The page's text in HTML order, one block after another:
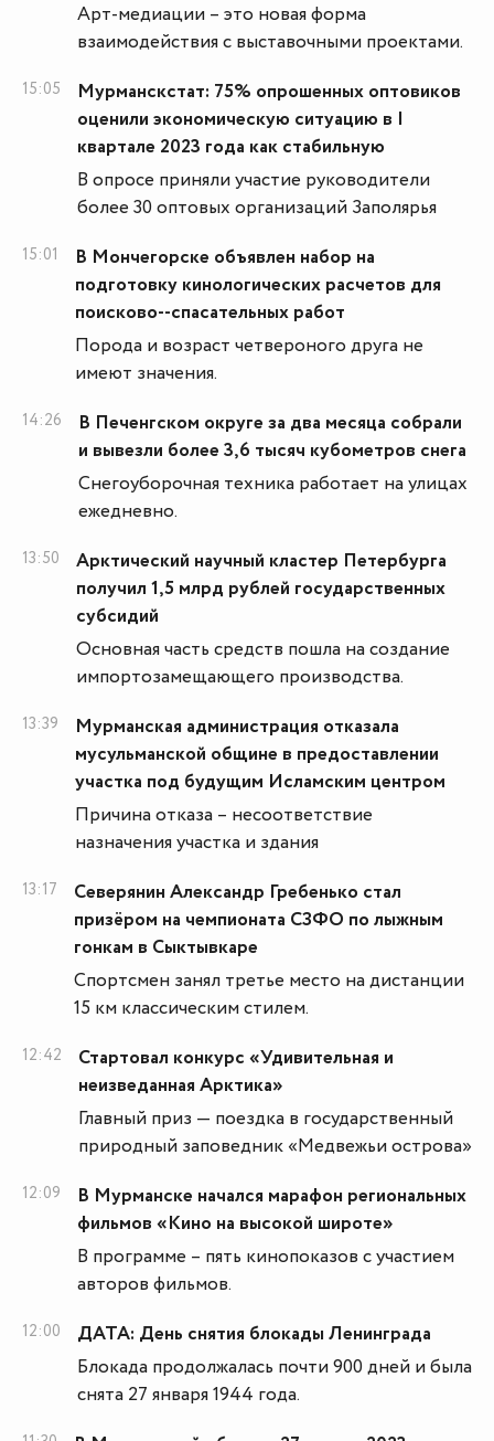
Арт-медиации – это новая форма
взаимодействия с выставочными проектами.
15:05
Мурманскстат: 75% опрошенных оптовиков
оценили экономическую ситуацию в I
квартале 2023 года как стабильную
В опросе приняли участие руководители
более 30 оптовых организаций Заполярья
15:01
В Мончегорске объявлен набор на
подготовку кинологических расчетов для
поисково--спасательных работ
Порода и возраст четвероного друга не
имеют значения.
14:26
В Печенгском округе за два месяца собрали
и вывезли более 3,6 тысяч кубометров снега
Снегоуборочная техника работает на улицах
ежедневно.
13:50
Арктический научный кластер Петербурга
получил 1,5 млрд рублей государственных
субсидий
Основная часть средств пошла на создание
импортозамещающего производства.
13:39
Мурманская администрация отказала
мусульманской общине в предоставлении
участка под будущим Исламским центром
Причина отказа – несоответствие
назначения участка и здания
13:17
Северянин Александр Гребенько стал
призёром на чемпионата СЗФО по лыжным
гонкам в Сыктывкаре
Спортсмен занял третье место на дистанции
15 км классическим стилем.
12:42
Стартовал конкурс «Удивительная и
неизведанная Арктика»
Главный приз — поездка в государственный
природный заповедник «Медвежьи острова»
12:09
В Мурманске начался марафон региональных
фильмов «Кино на высокой широте»
В программе – пять кинопоказов с участием
авторов фильмов.
12:00
ДАТА: День снятия блокады Ленинграда
Блокада продолжалась почти 900 дней и была
снята 27 января 1944 года.